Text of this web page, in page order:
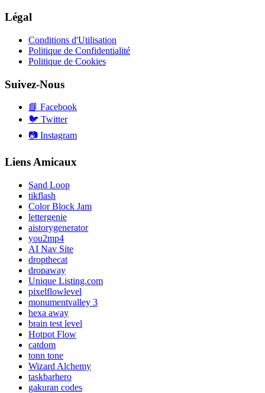
Légal
Conditions d'Utilisation
Politique de Confidentialité
Politique de Cookies
Suivez-Nous
📘 Facebook
🐦 Twitter
📷 Instagram
Liens Amicaux
Sand Loop
tikflash
Color Block Jam
lettergenie
aistorygenerator
you2mp4
AI Nav Site
dropthecat
dropaway
Unique Listing.com
pixelflowlevel
monumentvalley 3
hexa away
brain test level
Hotpot Flow
catdom
tonn tone
Wizard Alchemy
taskbarhero
gakuran codes